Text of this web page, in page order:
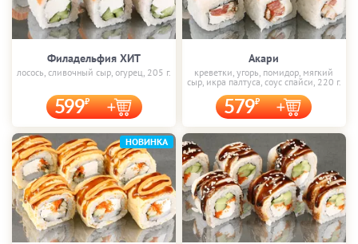
Филадельфия ХИТ
лосось, сливочный сыр, огурец, 205 г.
599
Акари
креветки, угорь, помидор, мягкий
сыр, икра палтуса, соус спайси, 220 г.
579
НОВИНКА